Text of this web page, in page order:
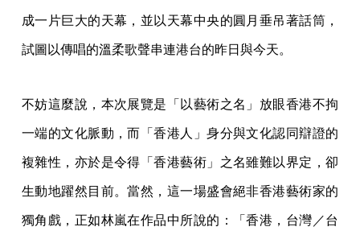
成一片巨大的天幕，並以天幕中央的圓月垂吊著話筒，
試圖以傳唱的溫柔歌聲串連港台的昨日與今天。
不妨這麼說，本次展覽是「以藝術之名」放眼香港不拘
一端的文化脈動，而「香港人」身分與文化認同辯證的
複雜性，亦於是令得「香港藝術」之名雖難以界定，卻
生動地躍然目前。當然，這一場盛會絕非香港藝術家的
獨角戲，正如林嵐在作品中所說的：「香港，台灣／台